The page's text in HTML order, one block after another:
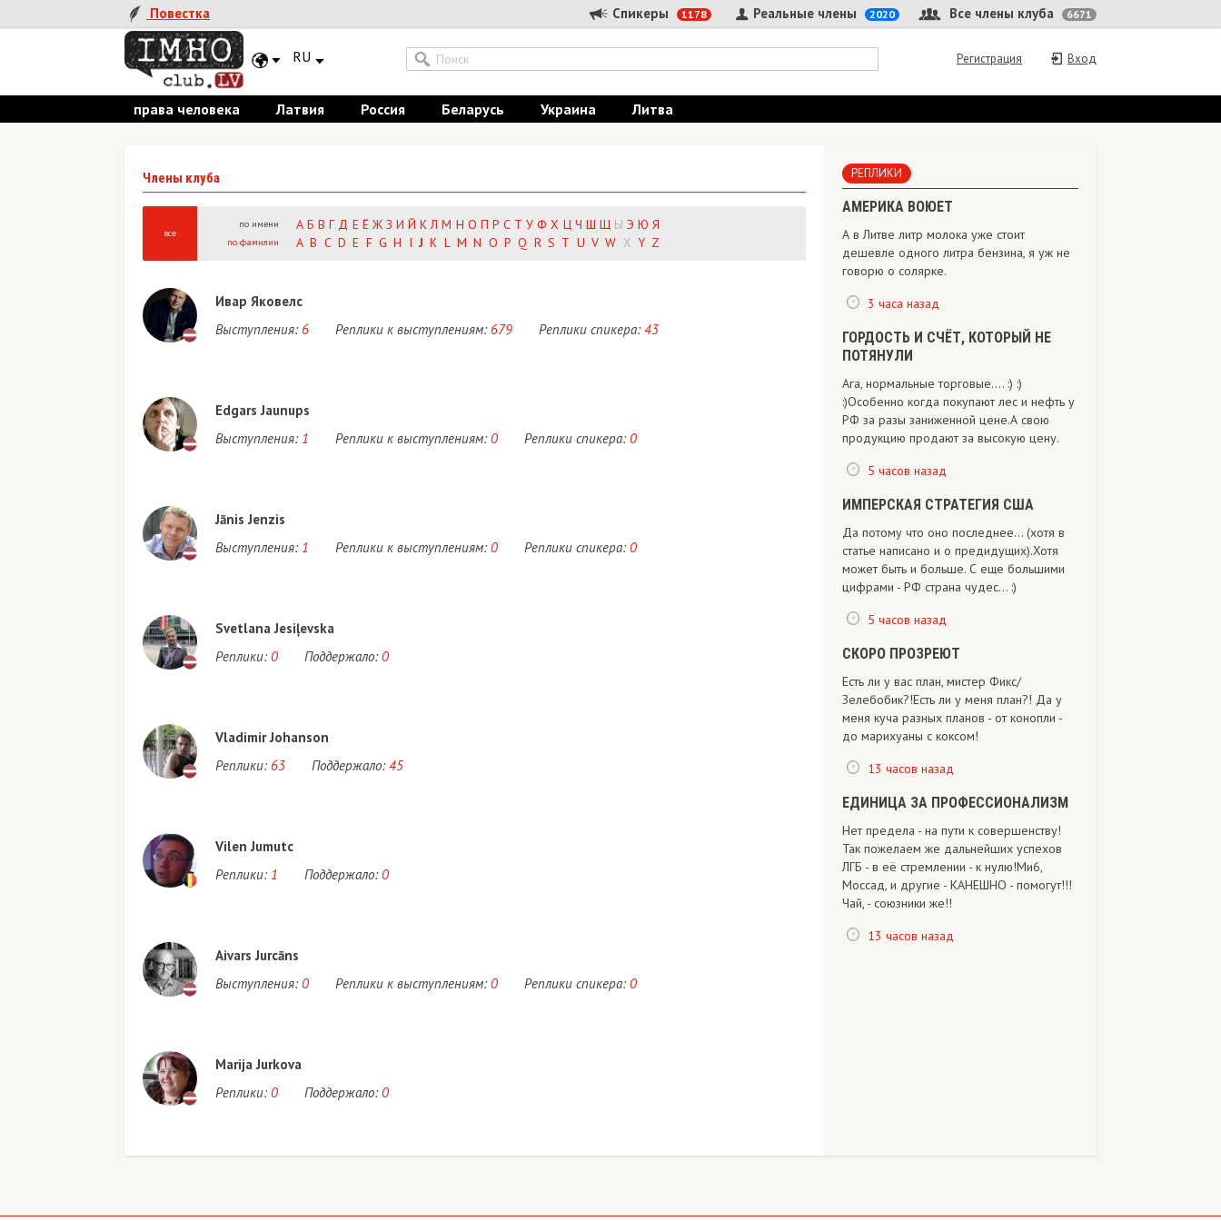
Повестка Спикеры 1178 Все члены клуба 6671
Реальные члены 2020
RU Вход
Регистрация
права человека Латвия Россия Беларусь Украина Литва
Члены клуба
все
по имени
по фамилии
А Б В Г Д Е Ё Ж З И Й К Л М Н О П Р С Т У Ф Х Ц Ч Ш Щ Ы Э Ю Я
A B C D E F G H I J K L M N O P Q R S T U V W X Y Z
Ивар Яковелс
Выступления: 6 Реплики к выступлениям: 679 Реплики спикера: 43
Edgars Jaunups
Выступления: 1 Реплики к выступлениям: 0 Реплики спикера: 0
Jānis Jenzis
Выступления: 1 Реплики к выступлениям: 0 Реплики спикера: 0
Svetlana Jesiļevska
Реплики: 0 Поддержало: 0
Vladimir Johanson
Реплики: 63 Поддержало: 45
Vilen Jumutc
Реплики: 1 Поддержало: 0
Aivars Jurcāns
Выступления: 0 Реплики к выступлениям: 0 Реплики спикера: 0
Marija Jurkova
Реплики: 0 Поддержало: 0
РЕПЛИКИ
АМЕРИКА ВОЮЕТ
А в Литве литр молока уже стоит
дешевле одного литра бензина, я уж не
говорю о солярке.
3 часа назад
ГОРДОСТЬ И СЧЁТ, КОТОРЫЙ НЕ
ПОТЯНУЛИ
Ага, нормальные торговые.... :) :)
:)Особенно когда покупают лес и нефть у
РФ за разы заниженной цене.А свою
продукцию продают за высокую цену.
5 часов назад
ИМПЕРСКАЯ СТРАТЕГИЯ США
Да потому что оно последнее... (хотя в
статье написано и о предидущих).Хотя
может быть и больше. С еще большими
цифрами - РФ страна чудес... :)
5 часов назад
СКОРО ПРОЗРЕЮТ
Есть ли у вас план, мистер Фикс/
Зелебобик?!Есть ли у меня план?! Да у
меня куча разных планов - от конопли -
до марихуаны с коксом!
13 часов назад
ЕДИНИЦА ЗА ПРОФЕССИОНАЛИЗМ
Нет предела - на пути к совершенству!
Так пожелаем же дальнейших успехов
ЛГБ - в её стремлении - к нулю!Ми6,
Моссад, и другие - КАНЕШНО - помогут!!!
Чай, - союзники же!!
13 часов назад